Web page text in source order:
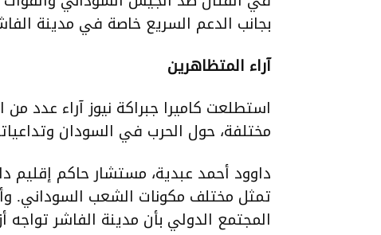
بجانب الدعم السريع خاصة في مدينة
آراء المتظاهرين
استطلعت كاميرا جبراكة نيوز آراء عدد
مختلفة، حول الحرب في السودان
داوود أحمد عبدية، مستشار حاكم إقليم
تمثل مختلف مكونات الشعب السوداني.
المجتمع الدولي بأن مدينة الفاشر تواجه